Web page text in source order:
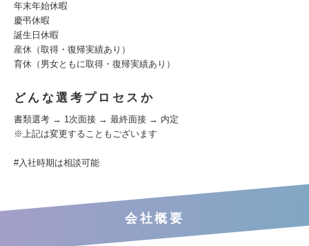
年末年始休暇
慶弔休暇
誕生日休暇
産休（取得・復帰実績あり）
育休（男女ともに取得・復帰実績あり）
どんな選考プロセスか
書類選考 → 1次面接 → 最終面接 → 内定
※上記は変更することもございます
#入社時期は相談可能
会社概要